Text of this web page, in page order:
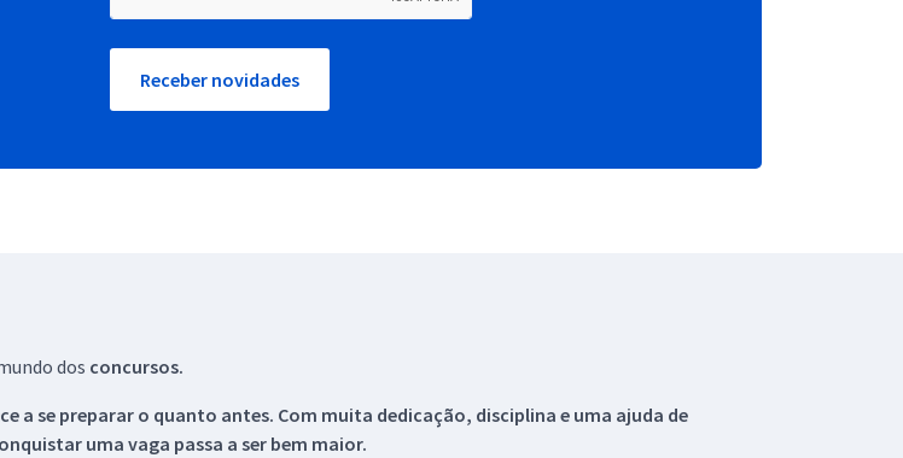
Receber novidades
dos concursos.
a se preparar o quanto antes. Com muita dedicação, disciplina e uma ajuda de
uma vaga passa a ser bem maior.